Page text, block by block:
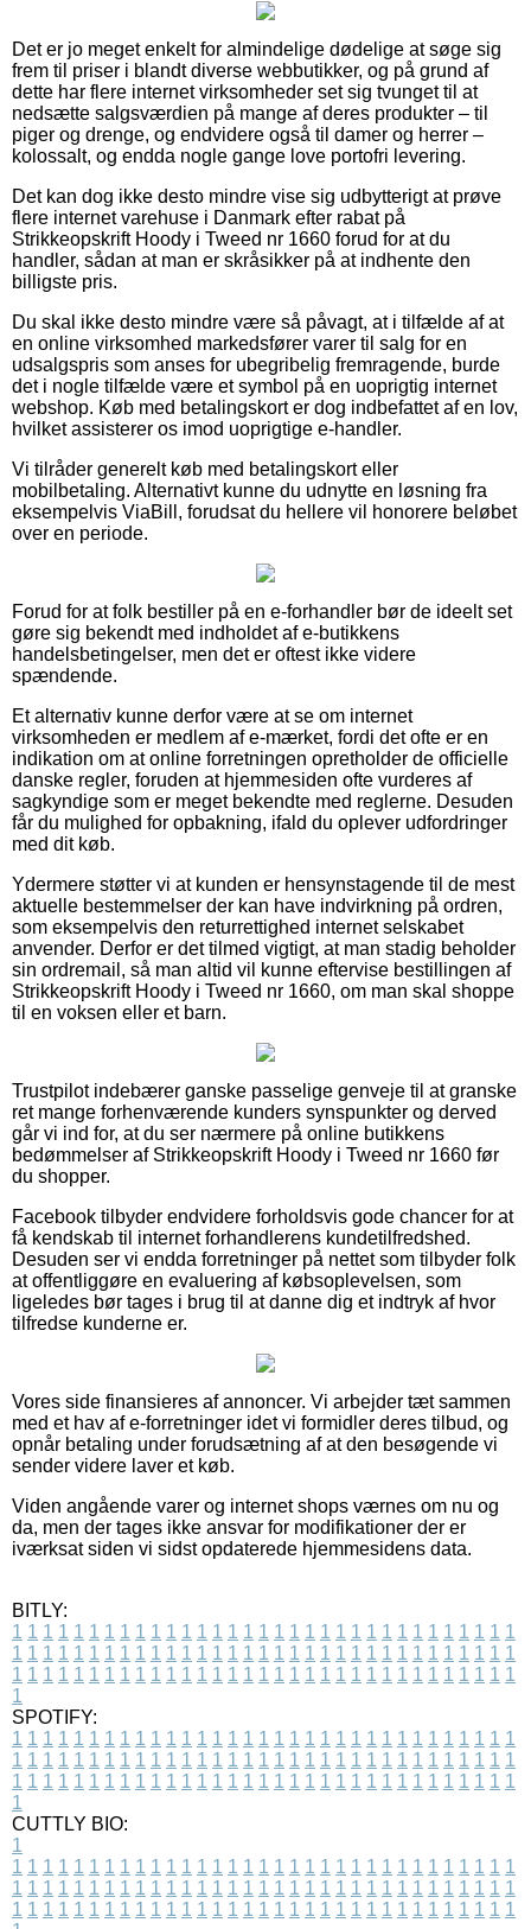
Det er jo meget enkelt for almindelige dødelige at søge sig
frem til priser i blandt diverse webbutikker, og på grund af
dette har flere internet virksomheder set sig tvunget til at
nedsætte salgsværdien på mange af deres produkter – til
piger og drenge, og endvidere også til damer og herrer –
kolossalt, og endda nogle gange love portofri levering.
Det kan dog ikke desto mindre vise sig udbytterigt at prøve
flere internet varehuse i Danmark efter rabat på
Strikkeopskrift Hoody i Tweed nr 1660 forud for at du
handler, sådan at man er skråsikker på at indhente den
billigste pris.
Du skal ikke desto mindre være så påvagt, at i tilfælde af at
en online virksomhed markedsfører varer til salg for en
udsalgspris som anses for ubegribelig fremragende, burde
det i nogle tilfælde være et symbol på en uoprigtig internet
webshop. Køb med betalingskort er dog indbefattet af en lov,
hvilket assisterer os imod uoprigtige e-handler.
Vi tilråder generelt køb med betalingskort eller
mobilbetaling. Alternativt kunne du udnytte en løsning fra
eksempelvis ViaBill, forudsat du hellere vil honorere beløbet
over en periode.
Forud for at folk bestiller på en e-forhandler bør de ideelt set
gøre sig bekendt med indholdet af e-butikkens
handelsbetingelser, men det er oftest ikke videre
spændende.
Et alternativ kunne derfor være at se om internet
virksomheden er medlem af e-mærket, fordi det ofte er en
indikation om at online forretningen opretholder de officielle
danske regler, foruden at hjemmesiden ofte vurderes af
sagkyndige som er meget bekendte med reglerne. Desuden
får du mulighed for opbakning, ifald du oplever udfordringer
med dit køb.
Ydermere støtter vi at kunden er hensynstagende til de mest
aktuelle bestemmelser der kan have indvirkning på ordren,
som eksempelvis den returrettighed internet selskabet
anvender. Derfor er det tilmed vigtigt, at man stadig beholder
sin ordremail, så man altid vil kunne eftervise bestillingen af
Strikkeopskrift Hoody i Tweed nr 1660, om man skal shoppe
til en voksen eller et barn.
Trustpilot indebærer ganske passelige genveje til at granske
ret mange forhenværende kunders synspunkter og derved
går vi ind for, at du ser nærmere på online butikkens
bedømmelser af Strikkeopskrift Hoody i Tweed nr 1660 før
du shopper.
Facebook tilbyder endvidere forholdsvis gode chancer for at
få kendskab til internet forhandlerens kundetilfredshed.
Desuden ser vi endda forretninger på nettet som tilbyder folk
at offentliggøre en evaluering af købsoplevelsen, som
ligeledes bør tages i brug til at danne dig et indtryk af hvor
tilfredse kunderne er.
Vores side finansieres af annoncer. Vi arbejder tæt sammen
med et hav af e-forretninger idet vi formidler deres tilbud, og
opnår betaling under forudsætning af at den besøgende vi
sender videre laver et køb.
Viden angående varer og internet shops værnes om nu og
da, men der tages ikke ansvar for modifikationer der er
iværksat siden vi sidst opdaterede hjemmesidens data.
BITLY:
1 1 1 1 1 1 1 1 1 1 1 1 1 1 1 1 1 1 1 1 1 1 1 1 1 1 1 1 1 1 1 1 1
1 1 1 1 1 1 1 1 1 1 1 1 1 1 1 1 1 1 1 1 1 1 1 1 1 1 1 1 1 1 1 1 1
1 1 1 1 1 1 1 1 1 1 1 1 1 1 1 1 1 1 1 1 1 1 1 1 1 1 1 1 1 1 1 1 1
1
SPOTIFY:
1 1 1 1 1 1 1 1 1 1 1 1 1 1 1 1 1 1 1 1 1 1 1 1 1 1 1 1 1 1 1 1 1
1 1 1 1 1 1 1 1 1 1 1 1 1 1 1 1 1 1 1 1 1 1 1 1 1 1 1 1 1 1 1 1 1
1 1 1 1 1 1 1 1 1 1 1 1 1 1 1 1 1 1 1 1 1 1 1 1 1 1 1 1 1 1 1 1 1
1
CUTTLY BIO:
1
1 1 1 1 1 1 1 1 1 1 1 1 1 1 1 1 1 1 1 1 1 1 1 1 1 1 1 1 1 1 1 1 1
1 1 1 1 1 1 1 1 1 1 1 1 1 1 1 1 1 1 1 1 1 1 1 1 1 1 1 1 1 1 1 1 1
1 1 1 1 1 1 1 1 1 1 1 1 1 1 1 1 1 1 1 1 1 1 1 1 1 1 1 1 1 1 1 1 1